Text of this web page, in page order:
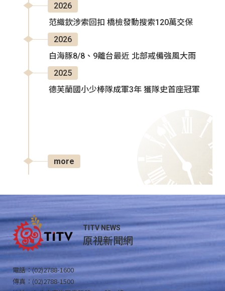
2026
范織欽涉索回扣 橋檢發動搜索120萬交保
2026
白海豚8/8、9離台最近 北部戒備強風大雨
2025
德芙蘭國小少棒隊成軍3年 獲隊史首座冠軍
more
TITV NEWS
原視新聞網
電話：(02)2788-1600
傳真：(02)2788-1500